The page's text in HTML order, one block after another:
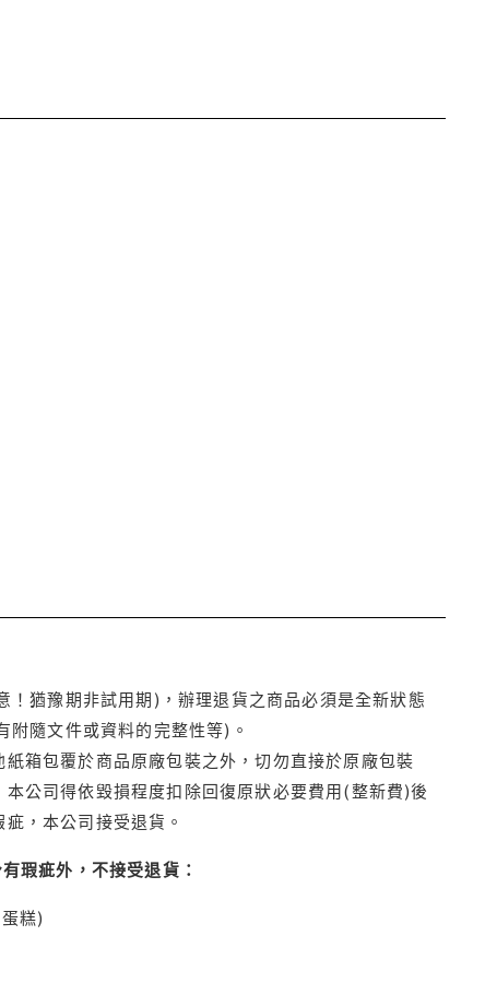
猶豫期非試用期)，辦理退貨之商品必須是全新狀態
隨文件或資料的完整性等)。
箱包覆於商品原廠包裝之外，切勿直接於原廠包裝
公司得依毀損程度扣除回復原狀必要費用(整新費)後
，本公司接受退貨。
瑕疵外，不接受退貨：
糕)